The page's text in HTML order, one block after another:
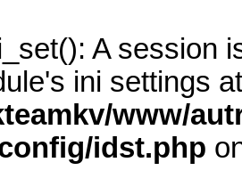
A session
ini settings
www/
idst.php